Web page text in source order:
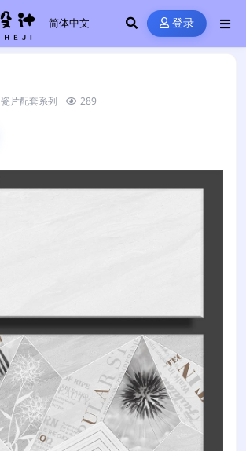
登录
瓷片配套系列 289